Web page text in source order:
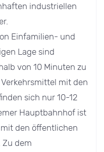
industriellen
Einfamilien- und
Lage sind
von 10 Minuten zu
mit den
sich nur 10-12
Hauptbahnhof ist
den öffentlichen
Zu dem